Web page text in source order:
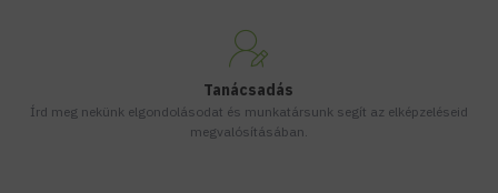
Tanácsadás
Írd meg nekünk elgondolásodat és munkatársunk segít az elképzeléseid
megvalósításában.